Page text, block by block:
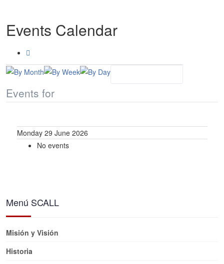
Events Calendar
Events for
Monday 29 June 2026
No events
Menú SCALL
Misión y Visión
Historia